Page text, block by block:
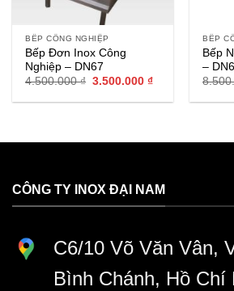
BẾP CÔNG NGHIỆP
Bếp Đơn Inox Công
Nghiệp – DN67
4.500.000₫ Giá
là:
3.500.000 ₫Giá
tại
BẾP
Bếp
–
CÔNG TY INOX ĐẠI NAM
C6/10 Võ Văn Vân,
Bình Chánh, Hồ Chí